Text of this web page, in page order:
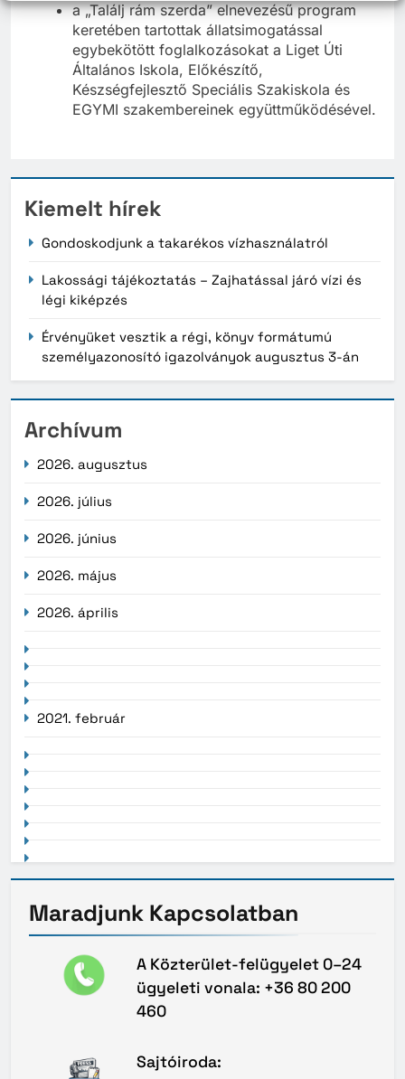
a „Találj rám szerda” elnevezésű program
keretében tartottak állatsimogatással
egybekötött foglalkozásokat a Liget Úti
Általános Iskola, Előkészítő,
Készségfejlesztő Speciális Szakiskola és
EGYMI szakembereinek együttműködésével.
Kiemelt hírek
Gondoskodjunk a takarékos vízhasználatról
Lakossági tájékoztatás – Zajhatással járó vízi és
légi kiképzés
Érvényüket vesztik a régi, könyv formátumú
személyazonosító igazolványok augusztus 3-án
Archívum
2026. augusztus
2026. július
2026. június
2026. május
2026. április
2021. február
Maradjunk Kapcsolatban
A Közterület-felügyelet 0–24
ügyeleti vonala: +36 80 200
460
Sajtóiroda: